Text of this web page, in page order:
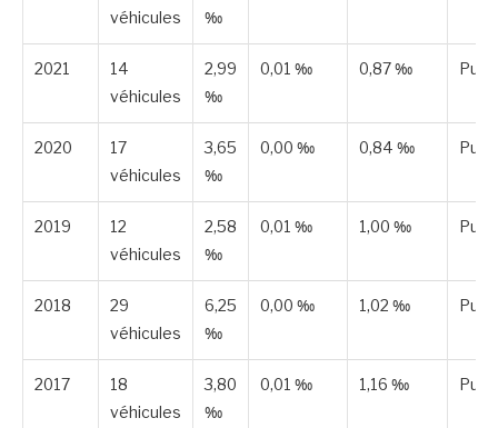
véhicules
‰
2021
14
véhicules
2,99
‰
0,01 ‰ 0,87 ‰
2020
17
véhicules
3,65
‰
0,00 ‰ 0,84 ‰
2019
12
véhicules
2,58
‰
0,01 ‰ 1,00 ‰
2018
29
véhicules
6,25
‰
0,00 ‰ 1,02 ‰
2017
18
véhicules
3,80
‰
0,01 ‰ 1,16 ‰